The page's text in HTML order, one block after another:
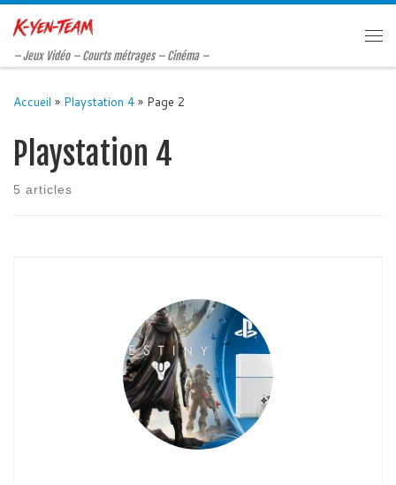
Passer au contenu
– Jeux Vidéo – Courts métrages – Cinéma –
Accueil » Playstation 4 » Page 2
Playstation 4
5 articles